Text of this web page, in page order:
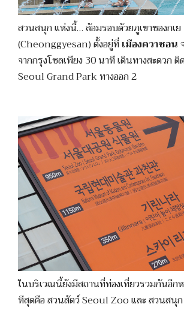
สวนสนุก แห่งนี้… ล้อมรอบด้วยภูเขาชองกเย
(Cheonggyesan) ตั้งอยู่ที่เมืองควาชอน
จากกรุงโซลเพียง 30 นาที เดินทางสะดวก
Seoul Grand Park ทางออก 2
ในบริเวณนี้ยังมีสถานที่ท่องเที่ยวรวมกันอีก
ทีสุดคือ สวนสัตว์ Seoul Zoo และ สวนสนุ